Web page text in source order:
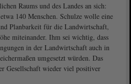
Raums und des Landes an sich:
140 Menschen. Schulze wolle eine
Planbarkeit für die Landwirtschaft,
miteinander. Ihm sei wichtig, dass
in der Landwirtschaft auch in
umgesetzt würden. Das
Gesellschaft wieder viel positiver